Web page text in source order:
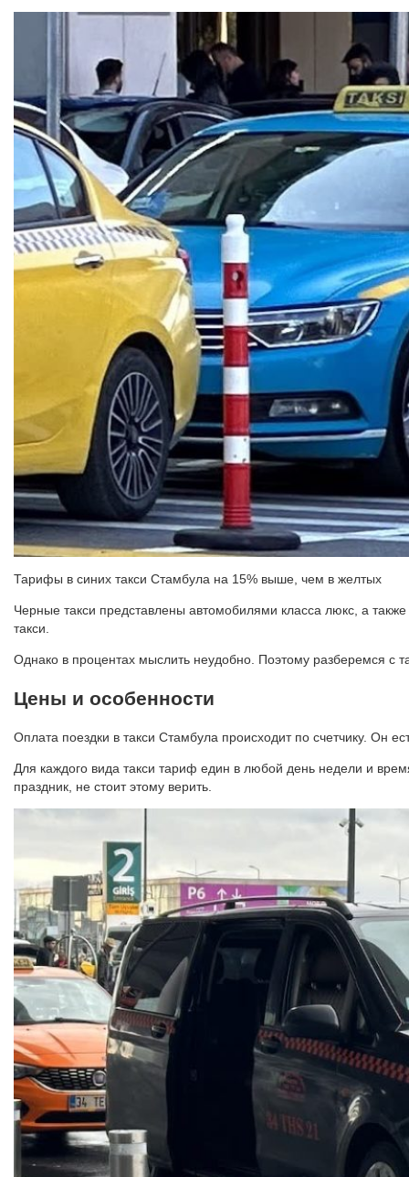
Тарифы в синих такси Стамбула на 15% выше, чем в желтых
Черные такси представлены автомобилями класса люкс, а
такси.
Однако в процентах мыслить неудобно. Поэтому разберемся с
Цены и особенности
Оплата поездки в такси Стамбула происходит по счетчику. Он
Для каждого вида такси тариф един в любой день недели и
праздник, не стоит этому верить.